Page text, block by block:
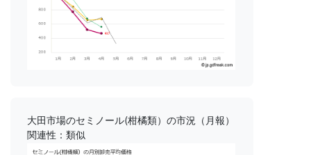
大田市場のセミノール(柑橘類）の市況（月報）
関連性：類似